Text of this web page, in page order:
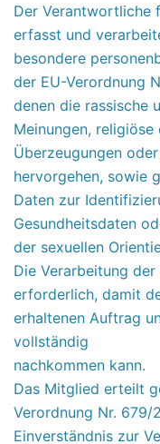
Der Verantwortliche
erfasst und
besondere
der EU-Verordnung
denen die rassische
Meinungen,
Überzeugungen
hervorgehen, sowie
Daten zur
Gesundheitsdaten
der sexuellen
Die Verarbeitung
erforderlich, damit
erhaltenen Auftrag
vollständig
nachkommen kann.
Das Mitglied erteilt
Verordnung Nr. 679/
Einverständnis zur